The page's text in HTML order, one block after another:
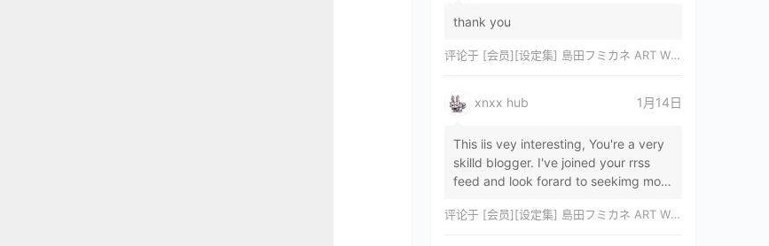
thank you
评论于 [会员][设定集] 島田フミカネ ART WORKS EXTRA Luminous Witches[DL]
xnxx hub 1月14日
This iis vey interesting, You're a very
skilld blogger. I've joined your rrss
feed and look forard to seekimg mor
评论于 [会员][设定集] 島田フミカネ ART WORKS EXTRA Luminous Witches[DL]